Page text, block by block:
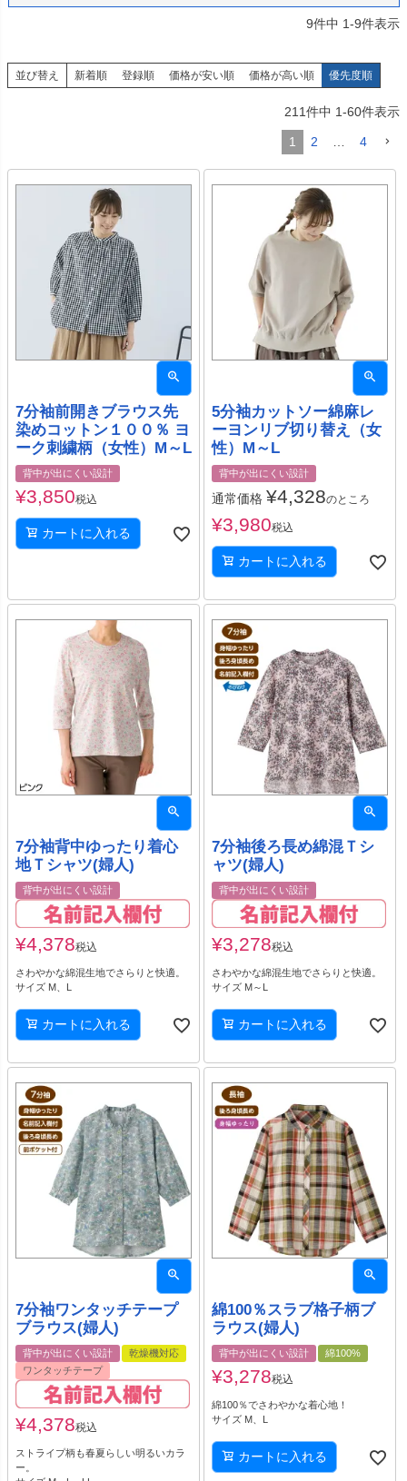
9件中 1-9件表示
並び替え 新着順 登録順 価格が安い順 価格が高い順 優先度順
211件中 1-60件表示
1 2 4
7分袖前開きブラウス先
染めコットン１００％ ヨ
ーク刺繍柄（女性）M～L
背中が出にくい設計
¥3,850税込
カートに入れる
5分袖カットソー綿麻レ
ーヨンリブ切り替え（女
性）M～L
背中が出にくい設計
通常価格 ¥4,328のところ
¥3,980税込
カートに入れる
7分袖背中ゆったり着心
地Ｔシャツ(婦人)
背中が出にくい設計
¥4,378税込
さわやかな綿混生地でさらりと快適。
サイズ M、L
カートに入れる
7分袖後ろ長め綿混Ｔシ
ャツ(婦人)
背中が出にくい設計
¥3,278税込
さわやかな綿混生地でさらりと快適。
サイズ M～L
カートに入れる
7分袖ワンタッチテープ
ブラウス(婦人)
背中が出にくい設計
乾燥機対応
ワンタッチテープ
¥4,378税込
ストライプ柄も春夏らしい明るいカラ
ー。
綿100％スラブ格子柄ブ
ラウス(婦人)
背中が出にくい設計 綿100%
¥3,278税込
綿100％でさわやかな着心地！
サイズ M、L
カートに入れる